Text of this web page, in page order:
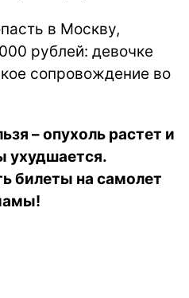
в Москву,
рублей: девочке
сопровождение во
– опухоль растет и
ухудшается.
билеты на самолет